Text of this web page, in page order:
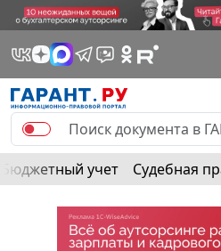
Бюджетный учет Судебная